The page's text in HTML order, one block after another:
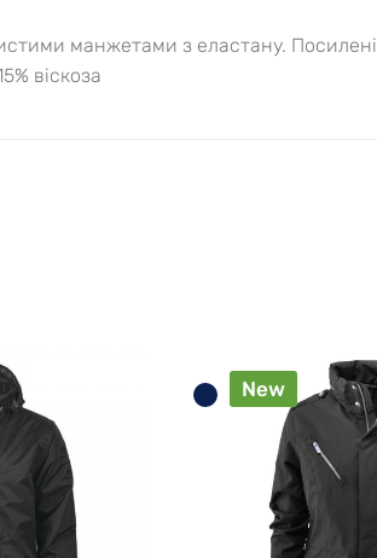
манжетами з еластану. Посилені
віскоза
New